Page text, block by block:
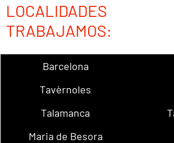
LOCALIDADES
TRABAJAMOS:
Barcelona
Tavèrnoles
Talamanca
Maria de Besora